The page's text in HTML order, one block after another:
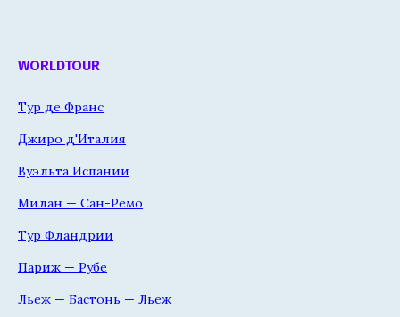
WORLDTOUR
Тур де Франс
Джиро д'Италия
Вуэльта Испании
Милан — Сан-Ремо
Тур Фландрии
Париж — Рубе
Льеж — Бастонь — Льеж